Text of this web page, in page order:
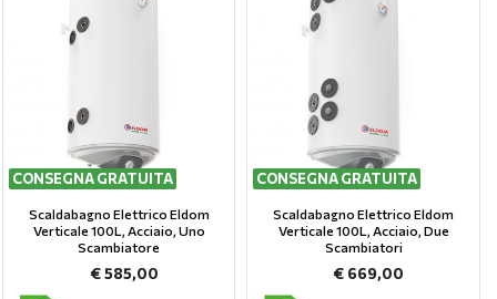
CONSEGNA GRATUITA
Scaldabagno Elettrico Eldom
Verticale 100L, Аcciaio, Uno
Scambiatore
€ 585,00
CONSEGNA GRATUITA
Scaldabagno Elettrico Eldom
Verticale 100L, Аcciaio, Due
Scambiatori
€ 669,00